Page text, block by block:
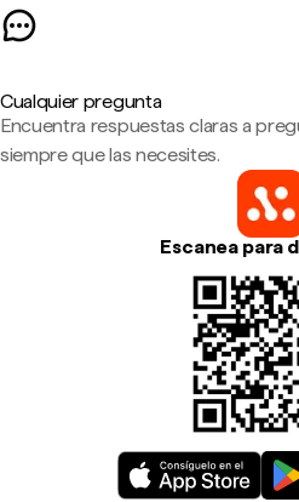
Cualquier pregunta
Encuentra respuestas claras a
siempre que las necesites.
Escanea para